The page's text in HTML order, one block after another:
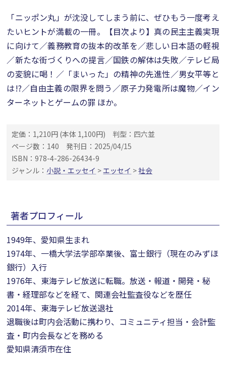
「ニッポン丸」が沈没してしまう前に、ぜひもう一度考え
たいヒントが満載の一冊。【目次より】真の民主主義実現
に向けて／義務教育の抜本的改革を／悲しい日本語の軽視
／新たな街づくりへの提言／国鉄の解体は失敗／テレビ局
の変貌に喝！／「まいった」の精神の先進性／男女平等と
は!?／自由主義の限界を問う／原子力発電所は魔物／イン
ターネットとゲームの罪 ほか。
定価：1,210円 (本体 1,100円)
判型：四六並
ページ数：140
発刊日：2025/04/15
ISBN：978-4-286-26434-9
ジャンル： 小説・エッセイ >エッセイ >社会
著者プロフィール
1949年、愛知県生まれ
1974年、一橋大学法学部卒業後、富士銀行（現在のみずほ
銀行）入行
1976年、東海テレビ放送に転職。放送・報道・開発・秘
書・経理部などを経て、関連会社監査役などを歴任
2014年、東海テレビ放送退社
退職後は町内会活動に携わり、コミュニティ担当・会計監
査・町内会長などを務める
愛知県清須市在住